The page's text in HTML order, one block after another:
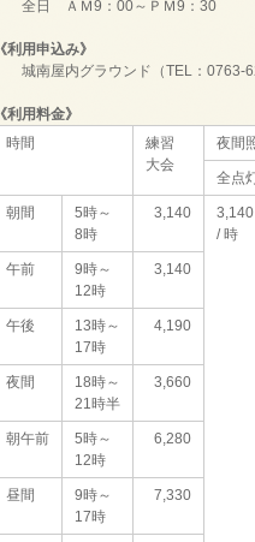
全日 ＡＭ9：00～ＰＭ9：30
《利用申込み》
城南屋内グラウンド（TEL：0763-
《利用料金》
時間
練習
大会
夜間
全点
朝間
5時～
8時
3,140
3,140
/ 時
午前
9時～
12時
3,140
午後
13時～
17時
4,190
夜間
18時～
21時半
3,660
朝午前
5時～
12時
6,280
昼間
9時～
17時
7,330